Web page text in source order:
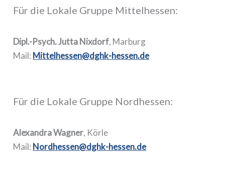
Für die Lokale Gruppe Mittelhessen:
Dipl.-Psych. Jutta Nixdorf, Marburg
Mail: Mittelhessen@dghk-hessen.de
Für die Lokale Gruppe Nordhessen:
Alexandra Wagner, Körle
Mail: Nordhessen@dghk-hessen.de